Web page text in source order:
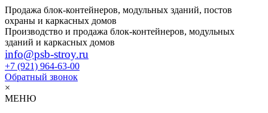
Продажа блок-контейнеров, модульных зданий, постов
охраны и каркасных домов
Производство и продажа блок-контейнеров, модульных
зданий и каркасных домов
info@psb-stroy.ru
+7 (921) 964-63-00
Обратный звонок
×
МЕНЮ